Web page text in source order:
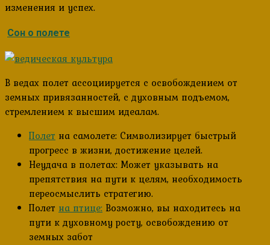
изменения и успех.
Сон о полете
В ведах полет ассоциируется с освобождением от
земных привязанностей, с духовным подъемом,
стремлением к высшим идеалам.
Полет на самолете: Символизирует быстрый
прогресс в жизни, достижение целей.
Неудача в полетах: Может указывать на
препятствия на пути к целям, необходимость
переосмыслить стратегию.
Полет на птице: Возможно, вы находитесь на
пути к духовному росту, освобождению от
земных забот